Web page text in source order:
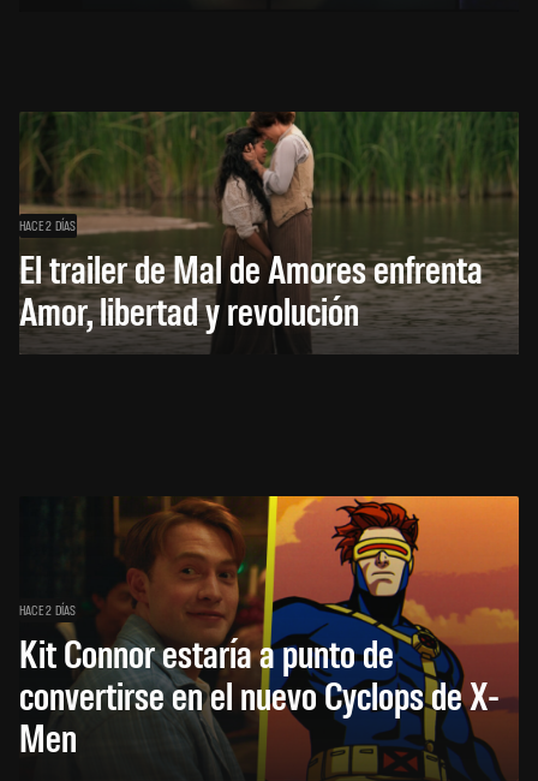
HACE 2 DÍAS
El trailer de Mal de Amores enfrenta
Amor, libertad y revolución
HACE 2 DÍAS
Kit Connor estaría a punto de
convertirse en el nuevo Cyclops de X-
Men